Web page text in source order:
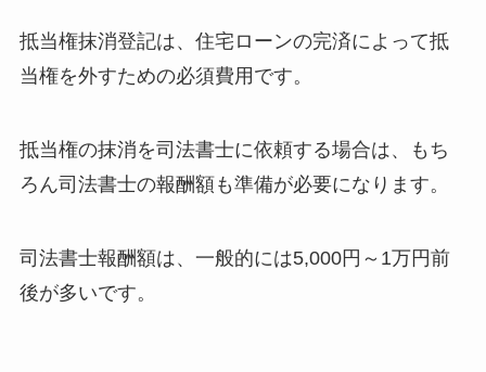
抵当権抹消登記は、住宅ローンの完済によって抵
当権を外すための必須費用です。
抵当権の抹消を司法書士に依頼する場合は、もち
ろん司法書士の報酬額も準備が必要になります。
司法書士報酬額は、一般的には5,000円～1万円前
後が多いです。